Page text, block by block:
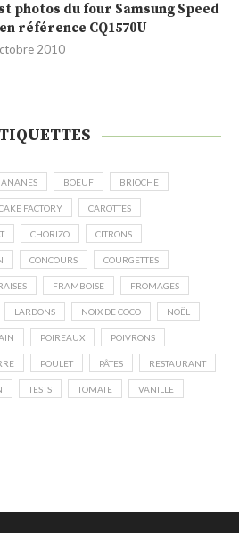
photos du four Samsung Speed
référence CQ1570U
2010
BOEUF BRIOCHE
FACTORY CAROTTES
CHORIZO CITRONS
CONCOURS COURGETTES
FRAMBOISE FROMAGES
LARDONS NOIX DE COCO NOËL
POIREAUX POIVRONS
POULET PÂTES RESTAURANT
TESTS TOMATE VANILLE